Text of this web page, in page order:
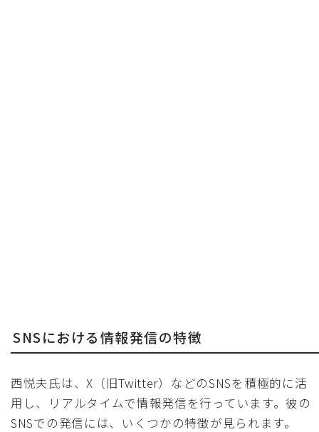
SNSにおける情報発信の特徴
西悦夫氏は、X（旧Twitter）などのSNSを積極的に活
用し、リアルタイムで情報発信を行っています。彼の
SNSでの発信には、いくつかの特徴が見られます。